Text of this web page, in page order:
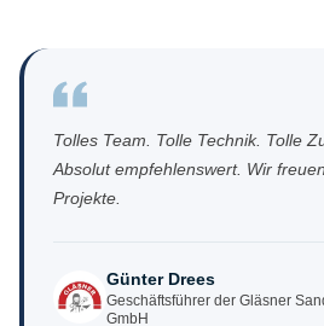
Tolles Team. Tolle Technik. Tolle
Absolut empfehlenswert. Wir
Projekte.
Günter Drees
Geschäftsführer der Gläsner
GmbH